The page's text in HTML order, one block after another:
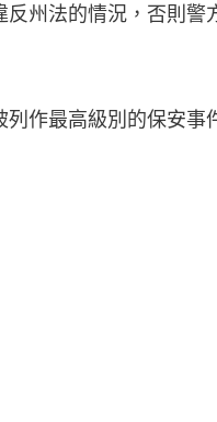
州法的情況，否則警
作最高級別的保安事